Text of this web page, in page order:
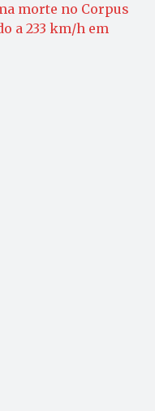
morte no Corpus
a 233 km/h em